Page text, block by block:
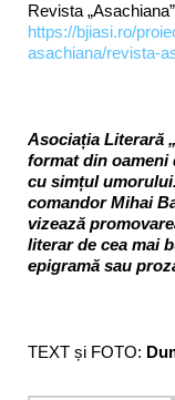
Revista
https://bjiasi.ro/
asachiana/revista-
Asociația Literară
format din oameni
cu simțul
comandor Mihai
vizează
literar de cea mai
epigramă sau
TEXT și FOTO: